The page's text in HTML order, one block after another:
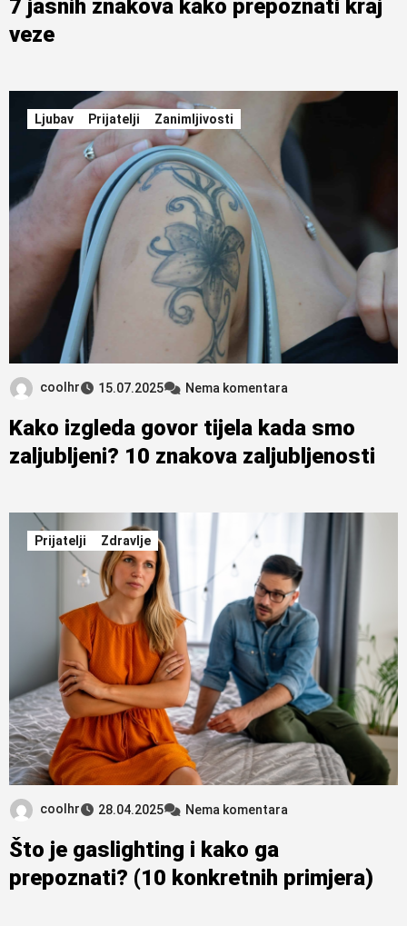
7 jasnih znakova kako prepoznati kraj
veze
Ljubav Prijatelji Zanimljivosti
coolhr 15.07.2025 Nema komentara
Kako izgleda govor tijela kada smo
zaljubljeni? 10 znakova zaljubljenosti
Prijatelji Zdravlje
coolhr 28.04.2025 Nema komentara
Što je gaslighting i kako ga
prepoznati? (10 konkretnih primjera)